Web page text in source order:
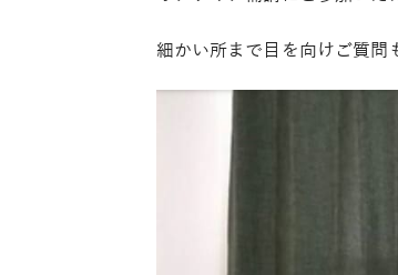
細かい所まで目を向けご質問